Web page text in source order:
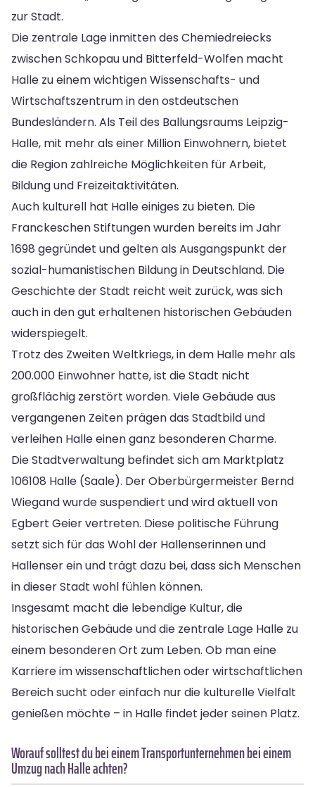
zur Stadt.
Die zentrale Lage inmitten des Chemiedreiecks
zwischen Schkopau und Bitterfeld-Wolfen macht
Halle zu einem wichtigen Wissenschafts- und
Wirtschaftszentrum in den ostdeutschen
Bundesländern. Als Teil des Ballungsraums Leipzig-
Halle, mit mehr als einer Million Einwohnern, bietet
die Region zahlreiche Möglichkeiten für Arbeit,
Bildung und Freizeitaktivitäten.
Auch kulturell hat Halle einiges zu bieten. Die
Franckeschen Stiftungen wurden bereits im Jahr
1698 gegründet und gelten als Ausgangspunkt der
sozial-humanistischen Bildung in Deutschland. Die
Geschichte der Stadt reicht weit zurück, was sich
auch in den gut erhaltenen historischen Gebäuden
widerspiegelt.
Trotz des Zweiten Weltkriegs, in dem Halle mehr als
200.000 Einwohner hatte, ist die Stadt nicht
großflächig zerstört worden. Viele Gebäude aus
vergangenen Zeiten prägen das Stadtbild und
verleihen Halle einen ganz besonderen Charme.
Die Stadtverwaltung befindet sich am Marktplatz
106108 Halle (Saale). Der Oberbürgermeister Bernd
Wiegand wurde suspendiert und wird aktuell von
Egbert Geier vertreten. Diese politische Führung
setzt sich für das Wohl der Hallenserinnen und
Hallenser ein und trägt dazu bei, dass sich Menschen
in dieser Stadt wohl fühlen können.
Insgesamt macht die lebendige Kultur, die
historischen Gebäude und die zentrale Lage Halle zu
einem besonderen Ort zum Leben. Ob man eine
Karriere im wissenschaftlichen oder wirtschaftlichen
Bereich sucht oder einfach nur die kulturelle Vielfalt
genießen möchte – in Halle findet jeder seinen Platz.
Worauf solltest du bei einem Transportunternehmen bei einem
Umzug nach Halle achten?